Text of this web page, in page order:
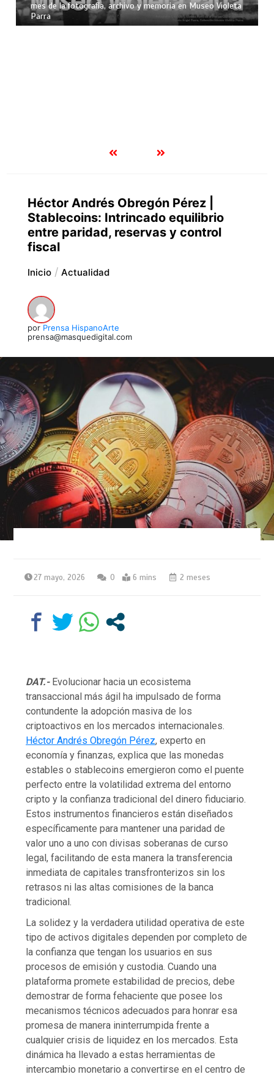
mes de la fotografía, archivo y memoria en Museo Violeta
Parra
Héctor Andrés Obregón Pérez |
Stablecoins: Intrincado equilibrio
entre paridad, reservas y control
fiscal
Inicio Actualidad
por Prensa HispanoArte
prensa@masquedigital.com
27 mayo, 2026 0 6 mins 2 meses
DAT.- Evolucionar hacia un ecosistema
transaccional más ágil ha impulsado de forma
contundente la adopción masiva de los
criptoactivos en los mercados internacionales.
Héctor Andrés Obregón Pérez, experto en
economía y finanzas, explica que las monedas
estables o stablecoins emergieron como el puente
perfecto entre la volatilidad extrema del entorno
cripto y la confianza tradicional del dinero fiduciario.
Estos instrumentos financieros están diseñados
específicamente para mantener una paridad de
valor uno a uno con divisas soberanas de curso
legal, facilitando de esta manera la transferencia
inmediata de capitales transfronterizos sin los
retrasos ni las altas comisiones de la banca
tradicional.
La solidez y la verdadera utilidad operativa de este
tipo de activos digitales dependen por completo de
la confianza que tengan los usuarios en sus
procesos de emisión y custodia. Cuando una
plataforma promete estabilidad de precios, debe
demostrar de forma fehaciente que posee los
mecanismos técnicos adecuados para honrar esa
promesa de manera ininterrumpida frente a
cualquier crisis de liquidez en los mercados. Esta
dinámica ha llevado a estas herramientas de
intercambio monetario a convertirse en el centro de